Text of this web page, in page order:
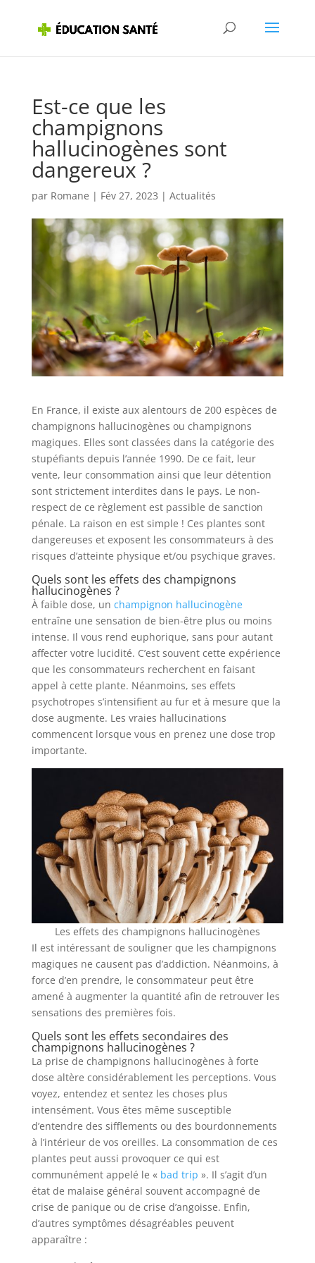
Est-ce que les
champignons
hallucinogènes sont
dangereux ?
par Romane | Fév 27, 2023 | Actualités
En France, il existe aux alentours de 200 espèces de
champignons hallucinogènes ou champignons
magiques. Elles sont classées dans la catégorie des
stupéfiants depuis l’année 1990. De ce fait, leur
vente, leur consommation ainsi que leur détention
sont strictement interdites dans le pays. Le non-
respect de ce règlement est passible de sanction
pénale. La raison en est simple ! Ces plantes sont
dangereuses et exposent les consommateurs à des
risques d’atteinte physique et/ou psychique graves.
Quels sont les effets des champignons
hallucinogènes ?
À faible dose, un champignon hallucinogène
entraîne une sensation de bien-être plus ou moins
intense. Il vous rend euphorique, sans pour autant
affecter votre lucidité. C’est souvent cette expérience
que les consommateurs recherchent en faisant
appel à cette plante. Néanmoins, ses effets
psychotropes s’intensifient au fur et à mesure que la
dose augmente. Les vraies hallucinations
commencent lorsque vous en prenez une dose trop
importante.
Les effets des champignons hallucinogènes
Il est intéressant de souligner que les champignons
magiques ne causent pas d’addiction. Néanmoins, à
force d’en prendre, le consommateur peut être
amené à augmenter la quantité afin de retrouver les
sensations des premières fois.
Quels sont les effets secondaires des
champignons hallucinogènes ?
La prise de champignons hallucinogènes à forte
dose altère considérablement les perceptions. Vous
voyez, entendez et sentez les choses plus
intensément. Vous êtes même susceptible
d’entendre des sifflements ou des bourdonnements
à l’intérieur de vos oreilles. La consommation de ces
plantes peut aussi provoquer ce qui est
communément appelé le « bad trip ». Il s’agit d’un
état de malaise général souvent accompagné de
crise de panique ou de crise d’angoisse. Enfin,
d’autres symptômes désagréables peuvent
apparaître :